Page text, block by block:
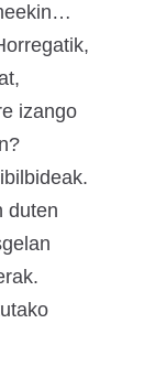
izango
duten